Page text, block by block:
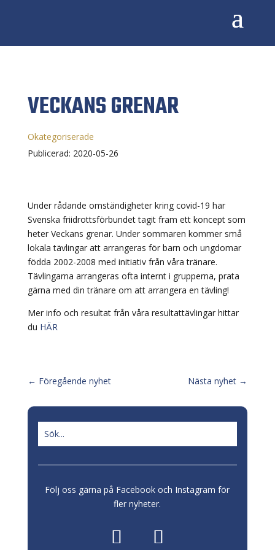
VECKANS GRENAR
Okategoriserade
Publicerad: 2020-05-26
Under rådande omständigheter kring covid-19 har
Svenska friidrottsförbundet tagit fram ett koncept som
heter Veckans grenar. Under sommaren kommer små
lokala tävlingar att arrangeras för barn och ungdomar
födda 2002-2008 med initiativ från våra tränare.
Tävlingarna arrangeras ofta internt i grupperna, prata
gärna med din tränare om att arrangera en tävling!
Mer info och resultat från våra resultattävlingar hittar
du HÄR
← Föregående nyhet Nästa nyhet →
Följ oss gärna på Facebook och Instagram för
fler nyheter.